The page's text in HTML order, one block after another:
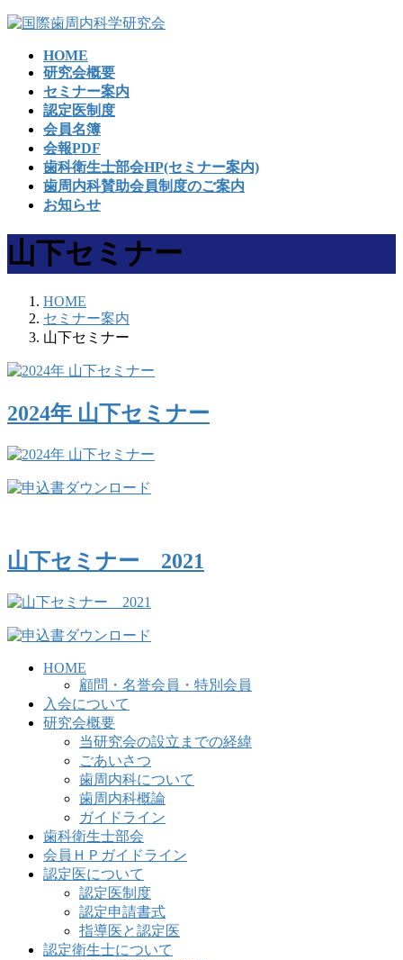
コ
ナ
HOME
研究会概要
セミナー案内
認定医制度
会員名簿
会報PDF
歯科衛生士部会HP(セミナー案内)
歯周内科賛助会員制度のご案内
お知らせ
山下セミナー
HOME
セミナー案内
山下セミナー
2024年 山下セミナー
山下セミナー 2021
HOME
顧問・名誉会員・特別会員
入会について
研究会概要
当研究会の設立までの経緯
ごあいさつ
歯周内科について
歯周内科概論
ガイドライン
歯科衛生士部会
会員ＨＰガイドライン
認定医について
認定医制度
認定申請書式
指導医と認定医
認定衛生士について